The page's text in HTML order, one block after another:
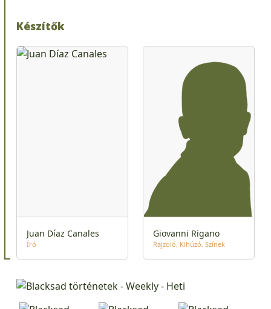
Készítők
Juan Díaz Canales
Író
Giovanni Rigano
Rajzoló Kihúzó Színek